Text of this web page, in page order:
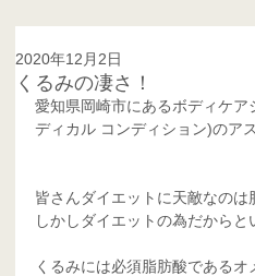
くるみの凄さ！
2020年12月2日
愛知県岡崎市にあるボディケ
ディカル コンディション)のア
皆さんダイエットに天敵なのは
しかしダイエットの為だから
くるみには必須脂肪酸である